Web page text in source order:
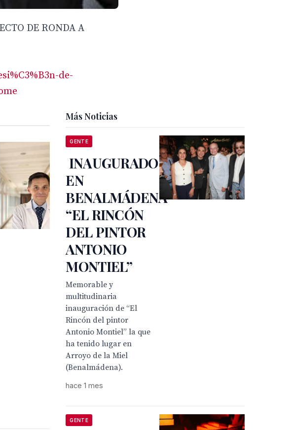
DE RONDA A
de-
Más Noticias
GENTE
INAUGURADO
EN
BENALMÁDENA
“EL RINCÓN
DEL PINTOR
ANTONIO
MONTIEL”
Memorable y
multitudinaria
inauguración de “El
Rincón del pintor
Antonio Montiel” la que
ha tenido lugar en
Arroyo de la Miel
(Benalmádena).
hace 1 mes
GENTE